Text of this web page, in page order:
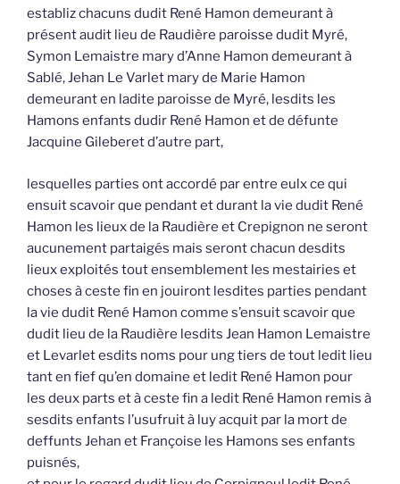
establiz chacuns dudit René Hamon demeurant à
présent audit lieu de Raudière paroisse dudit Myré,
Symon Lemaistre mary d’Anne Hamon demeurant à
Sablé, Jehan Le Varlet mary de Marie Hamon
demeurant en ladite paroisse de Myré, lesdits les
Hamons enfants dudir René Hamon et de défunte
Jacquine Gileberet d’autre part,
lesquelles parties ont accordé par entre eulx ce qui
ensuit scavoir que pendant et durant la vie dudit René
Hamon les lieux de la Raudière et Crepignon ne seront
aucunement partaigés mais seront chacun desdits
lieux exploités tout ensemblement les mestairies et
choses à ceste fin en jouiront lesdites parties pendant
la vie dudit René Hamon comme s’ensuit scavoir que
dudit lieu de la Raudière lesdits Jean Hamon Lemaistre
et Levarlet esdits noms pour ung tiers de tout ledit lieu
tant en fief qu’en domaine et ledit René Hamon pour
les deux parts et à ceste fin a ledit René Hamon remis à
sesdits enfants l’usufruit à luy acquit par la mort de
deffunts Jehan et Françoise les Hamons ses enfants
puisnés,